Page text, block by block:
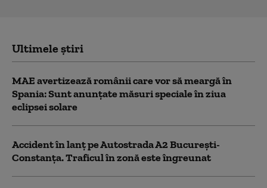
Ultimele știri
MAE avertizează românii care vor să meargă în
Spania: Sunt anunțate măsuri speciale în ziua
eclipsei solare
Accident în lanț pe Autostrada A2 București-
Constanța. Traficul în zonă este îngreunat